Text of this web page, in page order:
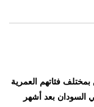
فئاتهم العمرية
السودان بعد أشهر